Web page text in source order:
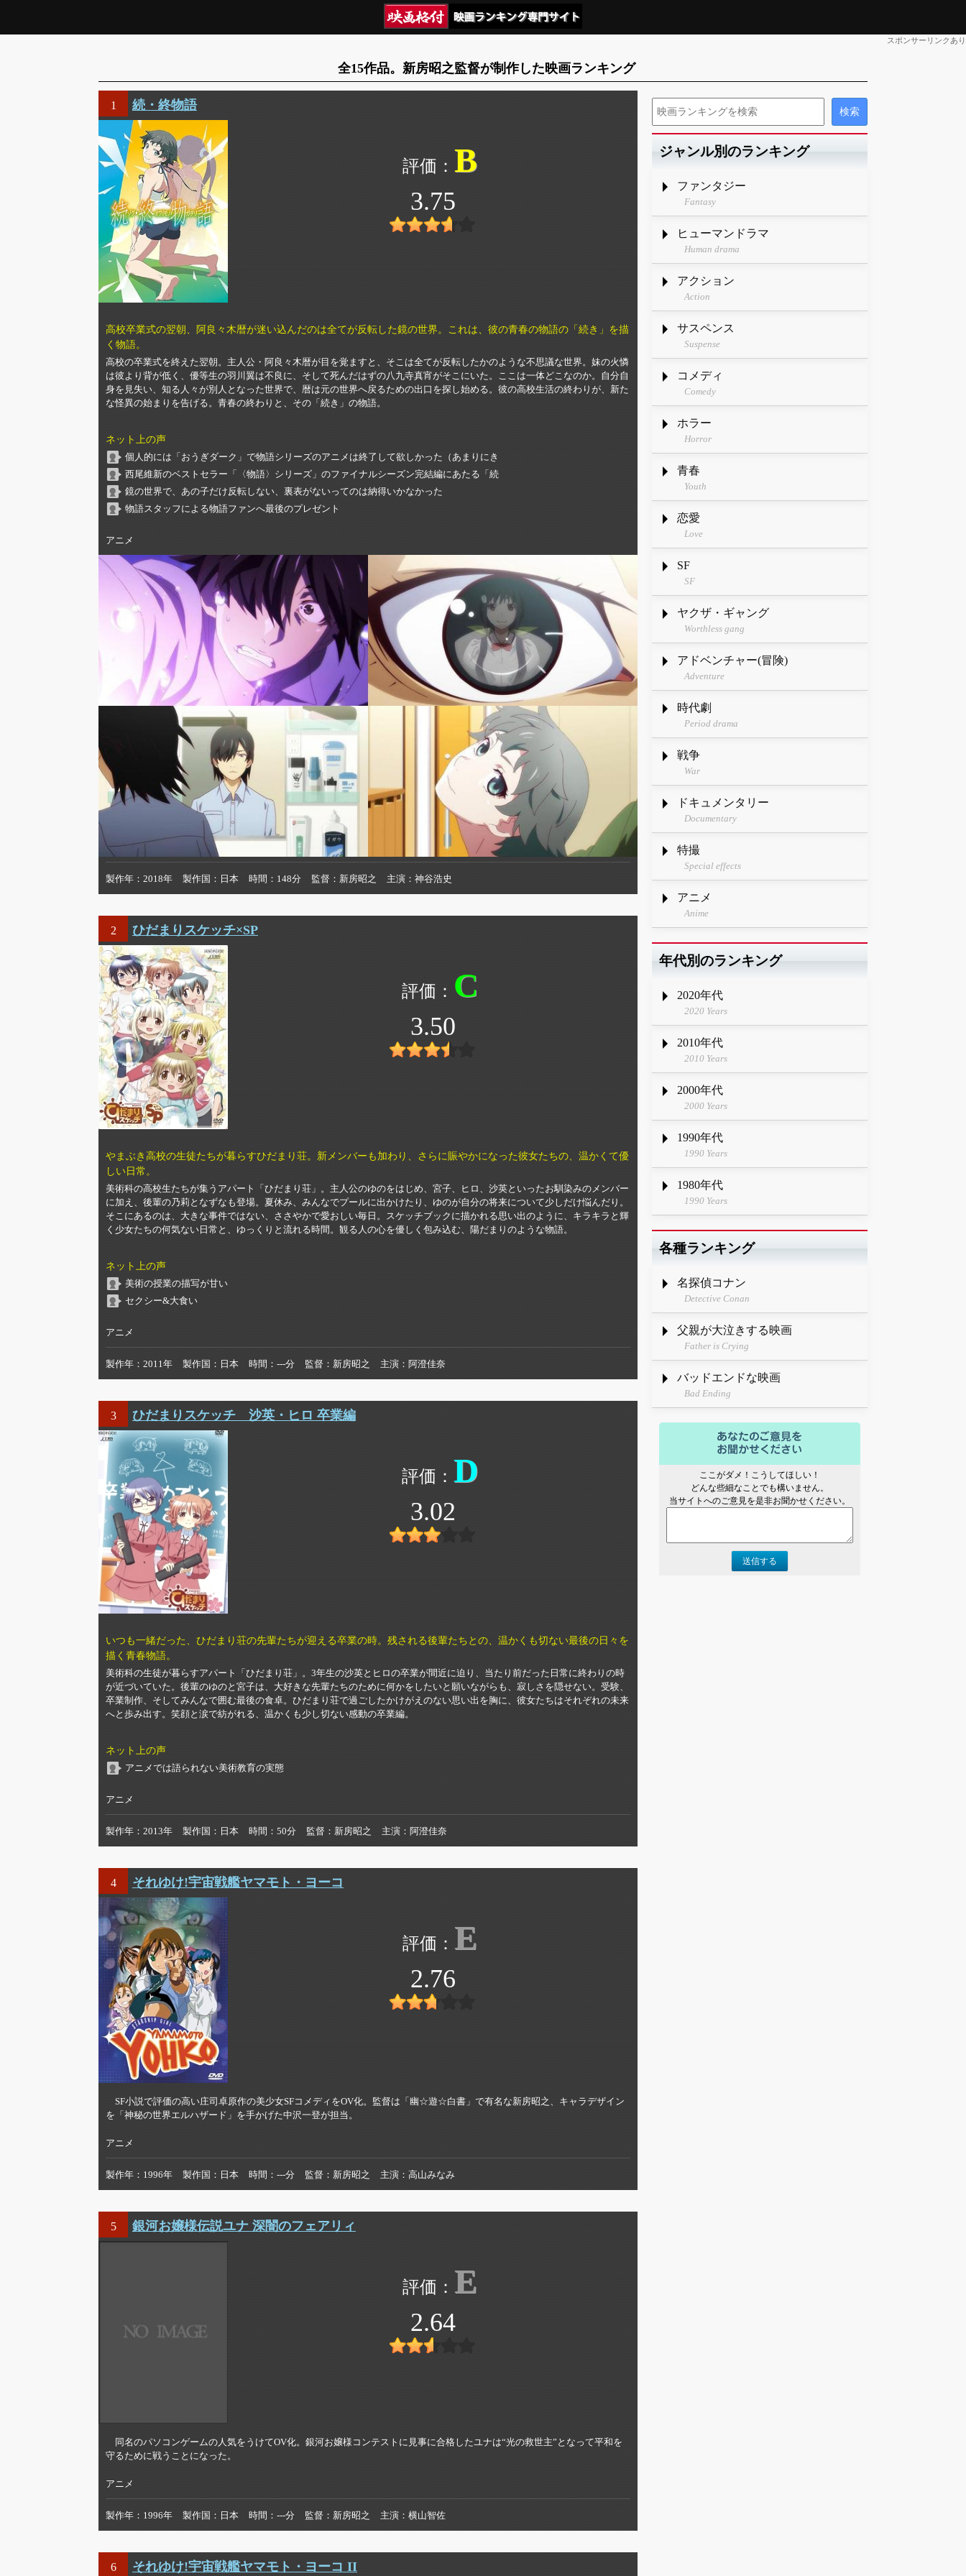
スポンサーリンクあり
全15作品。新房昭之監督が制作した映画ランキング
1 続・終物語
B
3.75
高校卒業式の翌朝、阿良々木暦が迷い込んだのは全てが反転した鏡の世界。これは、彼の青春の物語の「続き」を描
く物語。
高校の卒業式を終えた翌朝。主人公・阿良々木暦が目を覚ますと、そこは全てが反転したかのような不思議な世界。妹の火憐
は彼より背が低く、優等生の羽川翼は不良に、そして死んだはずの八九寺真宵がそこにいた。ここは一体どこなのか。自分自
身を見失い、知る人々が別人となった世界で、暦は元の世界へ戻るための出口を探し始める。彼の高校生活の終わりが、新た
な怪異の始まりを告げる。青春の終わりと、その「続き」の物語。
ネット上の声
個人的には「おうぎダーク」で物語シリーズのアニメは終了して欲しかった（あまりにき
西尾維新のベストセラー「〈物語〉シリーズ」のファイナルシーズン完結編にあたる「続
鏡の世界で、あの子だけ反転しない、裏表がないってのは納得いかなかった
物語スタッフによる物語ファンへ最後のプレゼント
アニメ
製作年 2018年 製作国 日本 時間 148分 監督 新房昭之 主演 神谷浩史
2 ひだまりスケッチ×SP
C
3.50
やまぶき高校の生徒たちが暮らすひだまり荘。新メンバーも加わり、さらに賑やかになった彼女たちの、温かくて優
しい日常。
美術科の高校生たちが集うアパート「ひだまり荘」。主人公のゆのをはじめ、宮子、ヒロ、沙英といったお馴染みのメンバー
に加え、後輩の乃莉となずなも登場。夏休み、みんなでプールに出かけたり、ゆのが自分の将来について少しだけ悩んだり。
そこにあるのは、大きな事件ではない、ささやかで愛おしい毎日。スケッチブックに描かれる思い出のように、キラキラと輝
く少女たちの何気ない日常と、ゆっくりと流れる時間。観る人の心を優しく包み込む、陽だまりのような物語。
ネット上の声
美術の授業の描写が甘い
セクシー&大食い
アニメ
製作年 2011年 製作国 日本 時間 ---分 監督 新房昭之 主演 阿澄佳奈
3 ひだまりスケッチ 沙英・ヒロ 卒業編
D
3.02
いつも一緒だった、ひだまり荘の先輩たちが迎える卒業の時。残される後輩たちとの、温かくも切ない最後の日々を
描く青春物語。
美術科の生徒が暮らすアパート「ひだまり荘」。3年生の沙英とヒロの卒業が間近に迫り、当たり前だった日常に終わりの時
が近づいていた。後輩のゆのと宮子は、大好きな先輩たちのために何かをしたいと願いながらも、寂しさを隠せない。受験、
卒業制作、そしてみんなで囲む最後の食卓。ひだまり荘で過ごしたかけがえのない思い出を胸に、彼女たちはそれぞれの未来
へと歩み出す。笑顔と涙で紡がれる、温かくも少し切ない感動の卒業編。
ネット上の声
アニメでは語られない美術教育の実態
アニメ
製作年 2013年 製作国 日本 時間 50分 監督 新房昭之 主演 阿澄佳奈
4 それゆけ!宇宙戦艦ヤマモト・ヨーコ
E
2.76
SF小説で評価の高い庄司卓原作の美少女SFコメディをOV化。監督は「幽☆遊☆白書」で有名な新房昭之、キャラデザイン
を「神秘の世界エルハザード」を手かげた中沢一登が担当。
アニメ
製作年 1996年 製作国 日本 時間 ---分 監督 新房昭之 主演 高山みなみ
5 銀河お嬢様伝説ユナ 深闇のフェアリィ
E
2.64
同名のパソコンゲームの人気をうけてOV化。銀河お嬢様コンテストに見事に合格したユナは“光の救世主”となって平和を
守るために戦うことになった。
アニメ
製作年 1996年 製作国 日本 時間 ---分 監督 新房昭之 主演 横山智佐
6 それゆけ!宇宙戦艦ヤマモト・ヨーコ II
ジャンル別のランキング
ファンタジー
Fantasy
ヒューマンドラマ
Human drama
アクション
Action
サスペンス
Suspense
コメディ
Comedy
ホラー
Horror
青春
Youth
恋愛
Love
SF
SF
ヤクザ・ギャング
Worthless gang
アドベンチャー(冒険)
Adventure
時代劇
Period drama
戦争
War
ドキュメンタリー
Documentary
特撮
Special effects
アニメ
Anime
年代別のランキング
2020年代
2020 Years
2010年代
2010 Years
2000年代
2000 Years
1990年代
1990 Years
1980年代
1990 Years
各種ランキング
名探偵コナン
Detective Conan
父親が大泣きする映画
Father is Crying
バッドエンドな映画
Bad Ending
ここがダメ！こうしてほしい！
どんな些細なことでも構いません。
当サイトへのご意見を是非お聞かせください。
送信する